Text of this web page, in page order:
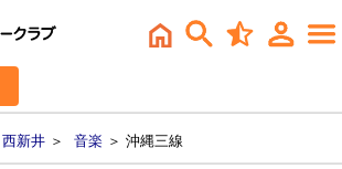
西新井 ＞ 音楽 ＞ 沖縄三線